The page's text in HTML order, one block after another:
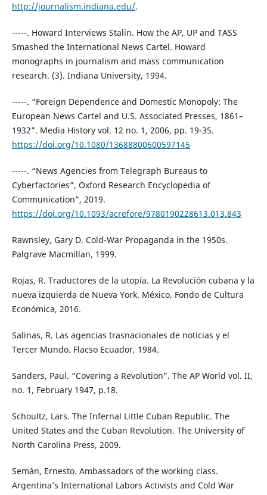
http://journalism.indiana.edu/.
-----. Howard Interviews Stalin. How the AP, UP and TASS
Smashed the International News Cartel. Howard
monographs in journalism and mass communication
research. (3). Indiana University, 1994.
-----. “Foreign Dependence and Domestic Monopoly: The
European News Cartel and U.S. Associated Presses, 1861–
1932”. Media History vol. 12 no. 1, 2006, pp. 19-35.
https://doi.org/10.1080/13688800600597145
-----. “News Agencies from Telegraph Bureaus to
Cyberfactories”, Oxford Research Encyclopedia of
Communication”, 2019.
https://doi.org/10.1093/acrefore/9780190228613.013.843
Rawnsley, Gary D. Cold-War Propaganda in the 1950s.
Palgrave Macmillan, 1999.
Rojas, R. Traductores de la utopía. La Revolución cubana y la
nueva izquierda de Nueva York. México, Fondo de Cultura
Económica, 2016.
Salinas, R. Las agencias trasnacionales de noticias y el
Tercer Mundo. Flacso Ecuador, 1984.
Sanders, Paul. “Covering a Revolution”. The AP World vol. II,
no. 1, February 1947, p.18.
Schoultz, Lars. The Infernal Little Cuban Republic. The
United States and the Cuban Revolution. The University of
North Carolina Press, 2009.
Semán, Ernesto. Ambassadors of the working class.
Argentina’s International Labors Activists and Cold War